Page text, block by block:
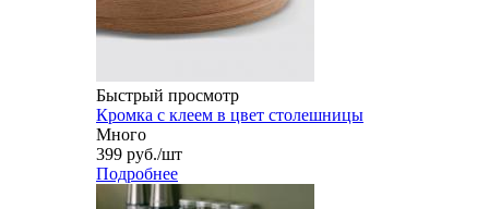
Быстрый просмотр
Кромка с клеем в цвет столешницы
Много
399 руб./шт
Подробнее